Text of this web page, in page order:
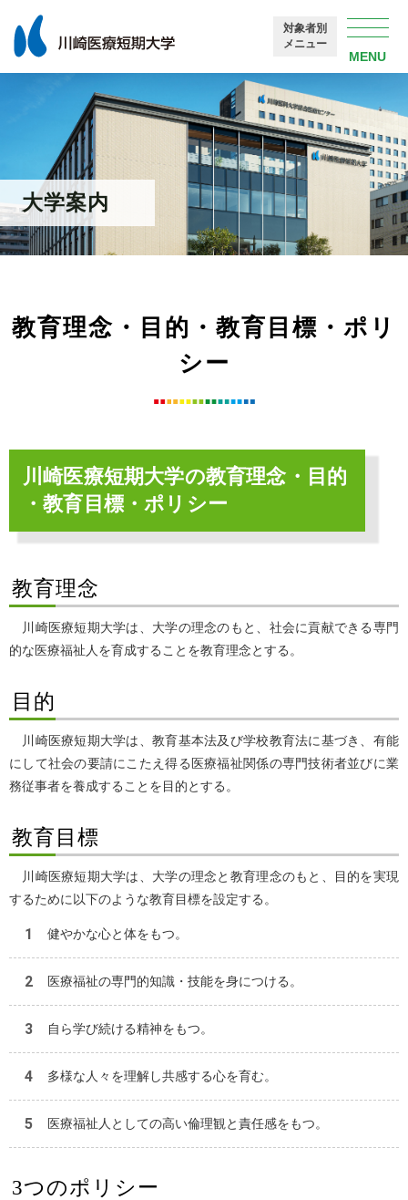
対象者別
メニュー
大学案内
教育理念・目的・教育目標・ポリ
シー
川崎医療短期大学の教育理念・目的
・教育目標・ポリシー
教育理念
川崎医療短期大学は、大学の理念のもと、社会に貢献できる専門
的な医療福祉人を育成することを教育理念とする。
目的
川崎医療短期大学は、教育基本法及び学校教育法に基づき、有能
にして社会の要請にこたえ得る医療福祉関係の専門技術者並びに業
務従事者を養成することを目的とする。
教育目標
川崎医療短期大学は、大学の理念と教育理念のもと、目的を実現
するために以下のような教育目標を設定する。
健やかな心と体をもつ。
医療福祉の専門的知識・技能を身につける。
自ら学び続ける精神をもつ。
多様な人々を理解し共感する心を育む。
医療福祉人としての高い倫理観と責任感をもつ。
3つのポリシー